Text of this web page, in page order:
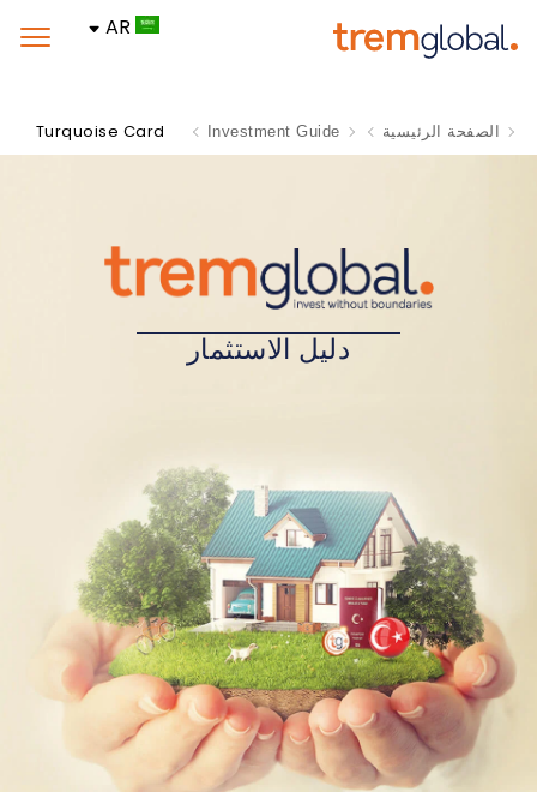
AR
الصفحة الرئيسية Investment Guide
Turquoise Card
دليل الاستثمار